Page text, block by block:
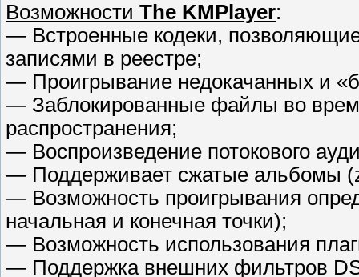
Возможности The KMPlayer:
— Встроенные кодеки,
записями в реестре;
— Проигрывание недокачанных и
— Заблокированные файлы во
распространения;
— Воспроизведение потокового
— Поддерживает сжатые альбомы
— Возможность проигрывания
начальная и конечная точки);
— Возможность использования
— Поддержка внешних фильтров